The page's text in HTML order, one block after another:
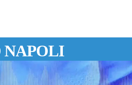
NAPOLI